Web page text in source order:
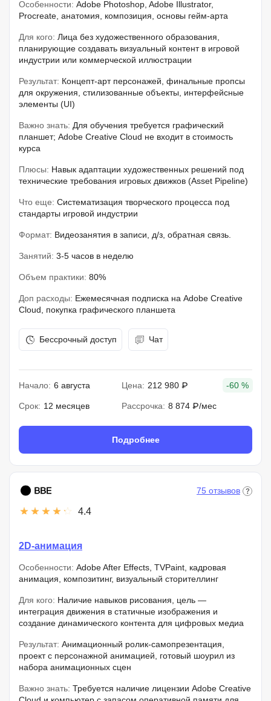
Особенности: Adobe Photoshop, Adobe Illustrator,
Procreate, анатомия, композиция, основы гейм-арта
Для кого: Лица без художественного образования,
планирующие создавать визуальный контент в игровой
индустрии или коммерческой иллюстрации
Результат: Концепт-арт персонажей, финальные пропсы
для окружения, стилизованные объекты, интерфейсные
элементы (UI)
Важно знать: Для обучения требуется графический
планшет; Adobe Creative Cloud не входит в стоимость
курса
Плюсы: Навык адаптации художественных решений под
технические требования игровых движков (Asset Pipeline)
Что еще: Систематизация творческого процесса под
стандарты игровой индустрии
Формат: Видеозанятия в записи, д/з, обратная связь.
Занятий: 3-5 часов в неделю
Объем практики: 80%
Доп расходы: Ежемесячная подписка на Adobe Creative
Cloud, покупка графического планшета
Бессрочный доступ Чат
Начало: 6 августа Цена: 212 980 ₽ -60 %
Срок: 12 месяцев Рассрочка: 8 874 ₽/мес
Подробнее
4.4
75 отзывов
2D-анимация
Особенности: Adobe After Effects, TVPaint, кадровая
анимация, композитинг, визуальный сторителлинг
Для кого: Наличие навыков рисования, цель —
интеграция движения в статичные изображения и
создание динамического контента для цифровых медиа
Результат: Анимационный ролик-самопрезентация,
проект с персонажной анимацией, готовый шоурил из
набора анимационных сцен
Важно знать: Требуется наличие лицензии Adobe Creative